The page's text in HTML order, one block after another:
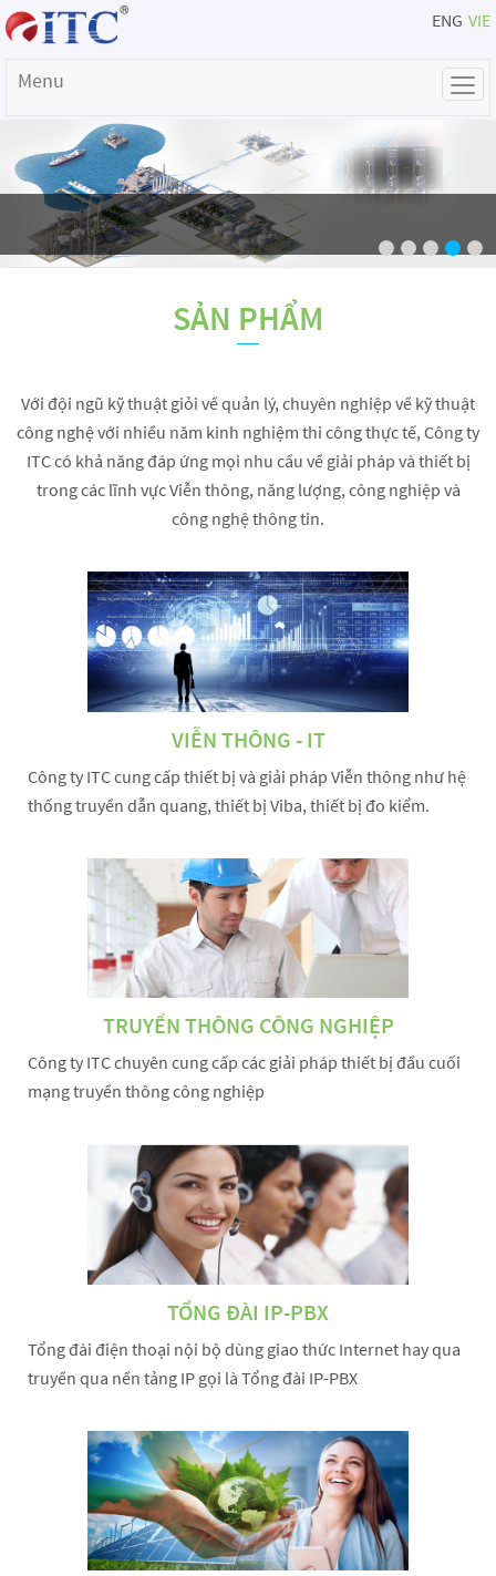
ENG VIE
Menu
SẢN PHẨM
Với đội ngũ kỹ thuật giỏi về quản lý, chuyên nghiệp về kỹ thuật
công nghệ với nhiều năm kinh nghiệm thi công thực tế, Công ty
ITC có khả năng đáp ứng mọi nhu cầu về giải pháp và thiết bị
trong các lĩnh vực Viễn thông, năng lượng, công nghiệp và
công nghệ thông tin.
VIỄN THÔNG - IT
Công ty ITC cung cấp thiết bị và giải pháp Viễn thông như hệ
thống truyền dẫn quang, thiết bị Viba, thiết bị đo kiểm.
TRUYỀN THÔNG CÔNG NGHIỆP
Công ty ITC chuyên cung cấp các giải pháp thiết bị đầu cuối
mạng truyền thông công nghiệp
TỔNG ĐÀI IP-PBX
Tổng đài điện thoại nội bộ dùng giao thức Internet hay qua
truyền qua nền tảng IP gọi là Tổng đài IP-PBX